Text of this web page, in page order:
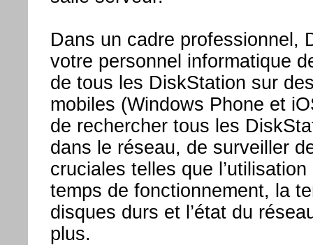
Dans un cadre professionnel,
votre personnel informatique
de tous les DiskStation sur
mobiles (Windows Phone et
de rechercher tous les
dans le réseau, de surveiller
cruciales telles que
temps de fonctionnement, la
disques durs et l’état du
plus.